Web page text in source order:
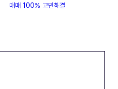
매매 100% 고민해결